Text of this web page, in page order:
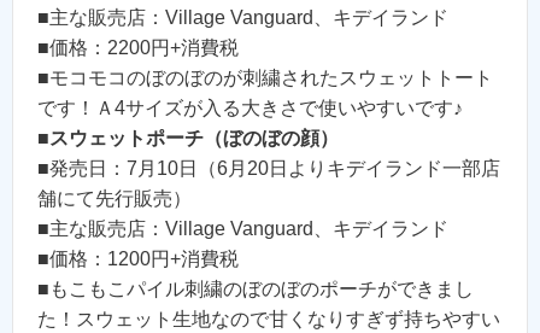
■主な販売店：Village Vanguard、キデイランド
■価格：2200円+消費税
■モコモコのぼのぼのが刺繍されたスウェットトート
です！Ａ4サイズが入る大きさで使いやすいです♪
■スウェットポーチ（ぼのぼの顔）
■発売日：7月10日（6月20日よりキデイランド一部店
舗にて先行販売）
■主な販売店：Village Vanguard、キデイランド
■価格：1200円+消費税
■もこもこパイル刺繍のぼのぼのポーチができまし
た！スウェット生地なので甘くなりすぎず持ちやすい